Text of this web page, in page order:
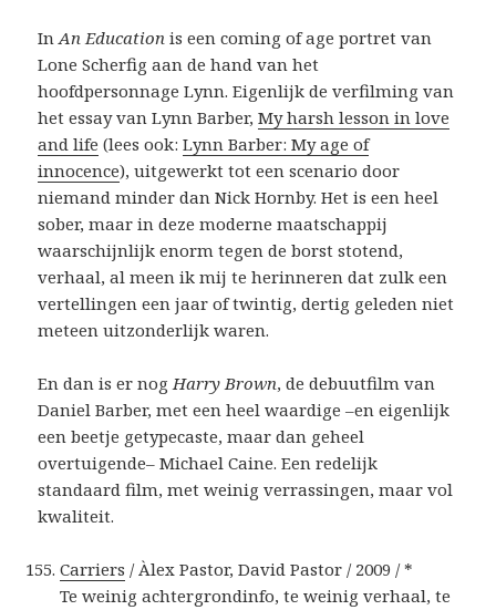
InAn Education is een coming of age portret van
Lone Scherfig aan de hand van het
hoofdpersonnage Lynn. Eigenlijk de verfilming van
het essay van Lynn Barber,My harsh lesson in love
and life (lees ook:Lynn Barber: My age of
innocence), uitgewerkt tot een scenario door
niemand minder dan Nick Hornby. Het is een heel
sober, maar in deze moderne maatschappij
waarschijnlijk enorm tegen de borst stotend,
verhaal, al meen ik mij te herinneren dat zulk een
vertellingen een jaar of twintig, dertig geleden niet
meteen uitzonderlijk waren.
En dan is er nogHarry Brown, de debuutfilm van
Daniel Barber, met een heel waardige –en eigenlijk
een beetje getypecaste, maar dan geheel
overtuigende– Michael Caine. Een redelijk
standaard film, met weinig verrassingen, maar vol
kwaliteit.
Carriers / Àlex Pastor, David Pastor / 2009 / *
Te weinig achtergrondinfo, te weinig verhaal, te